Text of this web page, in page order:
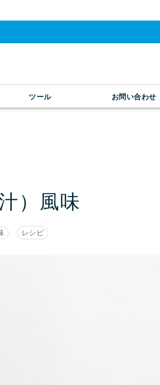
ツール お問い合わせ
）風味
レシピ